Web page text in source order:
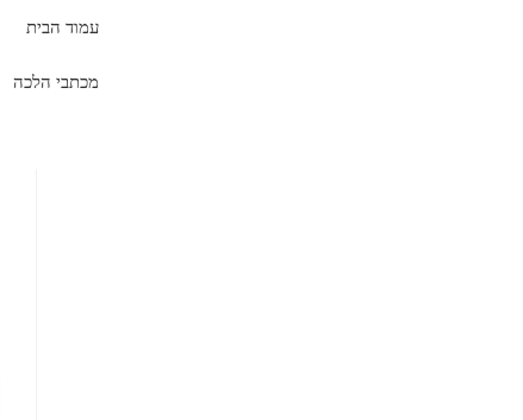
עמוד הבית
מכתבי הלכה